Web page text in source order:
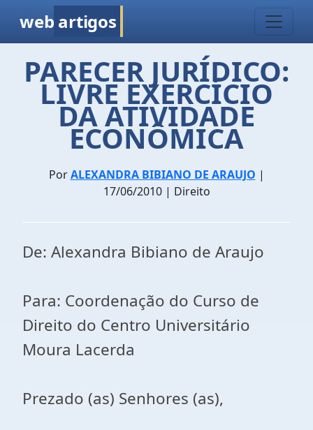
web artigos
PARECER JURÍDICO:
LIVRE EXERCÍCIO
DA ATIVIDADE
ECONÔMICA
PorALEXANDRA BIBIANO DE ARAUJO |
17/06/2010 | Direito
De: Alexandra Bibiano de Araujo
Para: Coordenação do Curso de
Direito do Centro Universitário
Moura Lacerda
Prezado (as) Senhores (as),